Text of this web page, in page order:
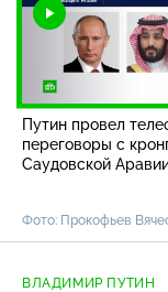
Путин провел
переговоры с
Саудовской
Фото: Прокофьев
ВЛАДИМИР ПУТИН